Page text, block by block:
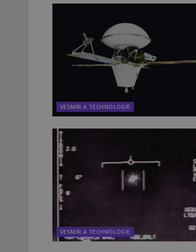
VESMÍR A TECHNOLOGIE
VESMÍR A TECHNOLOGIE